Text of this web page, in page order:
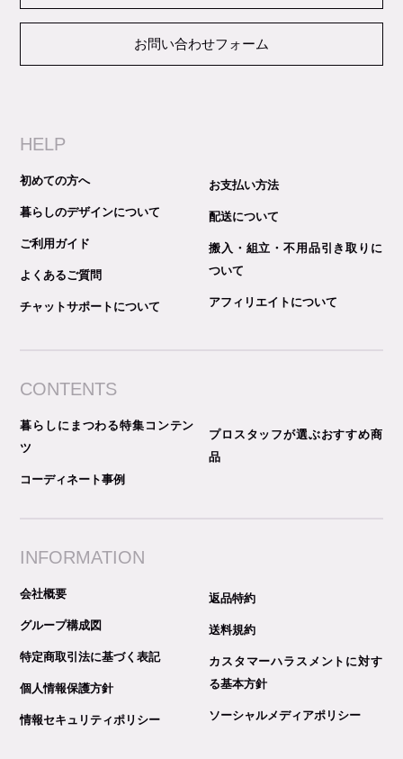
お問い合わせフォーム
HELP
初めての方へ
暮らしのデザインについて
ご利用ガイド
よくあるご質問
チャットサポートについて
お支払い方法
配送について
搬入・組立・不用品引き取りに
ついて
アフィリエイトについて
CONTENTS
暮らしにまつわる特集コンテン
ツ
コーディネート事例
プロスタッフが選ぶおすすめ商
品
INFORMATION
会社概要
グループ構成図
特定商取引法に基づく表記
個人情報保護方針
情報セキュリティポリシー
返品特約
送料規約
カスタマーハラスメントに対す
る基本方針
ソーシャルメディアポリシー